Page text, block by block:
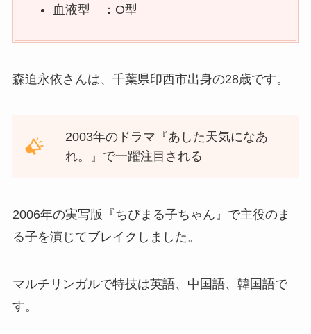
血液型 ：O型
森迫永依さんは、千葉県印西市出身の28歳です。
2003年のドラマ『あした天気になあ
れ。』で一躍注目される
2006年の実写版『ちびまる子ちゃん』で主役のま
る子を演じてブレイクしました。
マルチリンガルで特技は英語、中国語、韓国語で
す。